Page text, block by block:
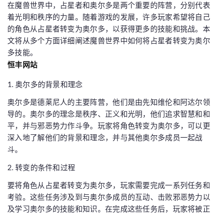
在魔兽世界中，占星者和奥尔多是两个重要的阵营，分别代表
着光明和秩序的力量。随着游戏的发展，许多玩家希望将自己
的角色从占星者转变为奥尔多，以获得更多的技能和挑战。本
文将从多个方面详细阐述魔兽世界中如何将占星者转变为奥尔
多技能。
恒丰网站
1. 奥尔多的背景和理念
奥尔多是德莱尼人的主要阵营，他们是由先知维伦和阿达尔领
导的。奥尔多的理念是秩序、正义和光明，他们追求智慧和和
平，并与邪恶势力作斗争。玩家将角色转变为奥尔多，可以更
深入地了解他们的背景和理念，并与其他奥尔多成员一起战
斗。
2. 转变的条件和过程
要将角色从占星者转变为奥尔多，玩家需要完成一系列任务和
考验。这些任务涉及到与奥尔多成员的互动、击败邪恶势力以
及学习奥尔多的技能和知识。在完成这些任务后，玩家将被正